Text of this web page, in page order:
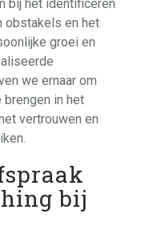
bij het identificeren
obstakels en het
groei en
we ernaar om
in het
vertrouwen en
bij